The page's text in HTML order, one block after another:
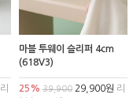
리
마블 투웨이 슬리퍼 4cm
(618V3)
25% 39,90029,900원 리